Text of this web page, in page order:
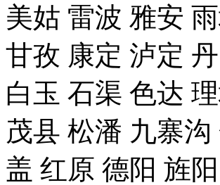
美姑 雷波 雅安
甘孜 康定 泸定
白玉 石渠 色达
茂县 松潘 九寨
盖 红原 德阳 旌